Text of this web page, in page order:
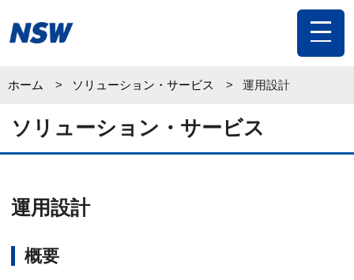
toggle
ホーム ソリューション・サービス 運用設計
ソリューション・サービス
運用設計
概要